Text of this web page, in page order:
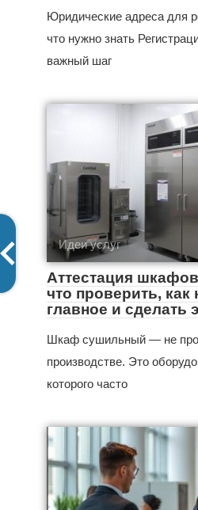
Юридические адреса для
что нужно знать
важный шаг
Идеи услуг
Аттестация
что проверить, как
главное и сделать
Шкаф сушильный — не
производстве. Это
которого часто